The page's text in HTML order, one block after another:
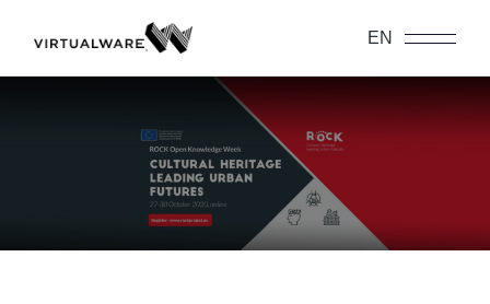
content
EN